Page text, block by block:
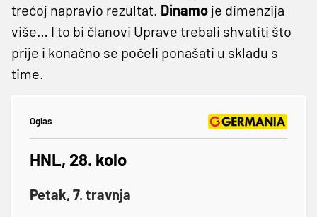
trećoj napravio rezultat. Dinamo je dimenzija
više… I to bi članovi Uprave trebali shvatiti što
prije i konačno se počeli ponašati u skladu s
time.
Oglas
HNL, 28. kolo
Petak, 7. travnja